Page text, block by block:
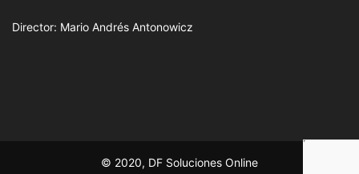
Director: Mario Andrés Antonowicz
© 2020, DF Soluciones Online